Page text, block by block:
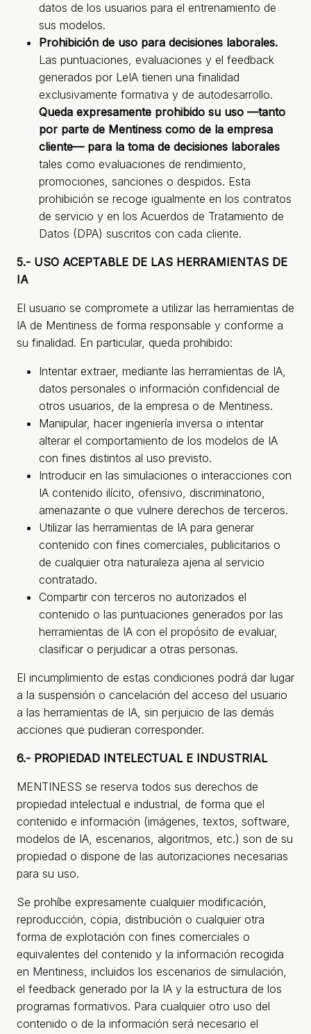
datos de los usuarios para el entrenamiento de
sus modelos.
Prohibición de uso para decisiones laborales.
Las puntuaciones, evaluaciones y el feedback
generados por LeIA tienen una finalidad
exclusivamente formativa y de autodesarrollo.
Queda expresamente prohibido su uso —tanto
por parte de Mentiness como de la empresa
cliente— para la toma de decisiones laborales
tales como evaluaciones de rendimiento,
promociones, sanciones o despidos. Esta
prohibición se recoge igualmente en los contratos
de servicio y en los Acuerdos de Tratamiento de
Datos (DPA) suscritos con cada cliente.
5.- USO ACEPTABLE DE LAS HERRAMIENTAS DE
IA
El usuario se compromete a utilizar las herramientas de
IA de Mentiness de forma responsable y conforme a
su finalidad. En particular, queda prohibido:
Intentar extraer, mediante las herramientas de IA,
datos personales o información confidencial de
otros usuarios, de la empresa o de Mentiness.
Manipular, hacer ingeniería inversa o intentar
alterar el comportamiento de los modelos de IA
con fines distintos al uso previsto.
Introducir en las simulaciones o interacciones con
IA contenido ilícito, ofensivo, discriminatorio,
amenazante o que vulnere derechos de terceros.
Utilizar las herramientas de IA para generar
contenido con fines comerciales, publicitarios o
de cualquier otra naturaleza ajena al servicio
contratado.
Compartir con terceros no autorizados el
contenido o las puntuaciones generados por las
herramientas de IA con el propósito de evaluar,
clasificar o perjudicar a otras personas.
El incumplimiento de estas condiciones podrá dar lugar
a la suspensión o cancelación del acceso del usuario
a las herramientas de IA, sin perjuicio de las demás
acciones que pudieran corresponder.
6.- PROPIEDAD INTELECTUAL E INDUSTRIAL
MENTINESS se reserva todos sus derechos de
propiedad intelectual e industrial, de forma que el
contenido e información (imágenes, textos, software,
modelos de IA, escenarios, algoritmos, etc.) son de su
propiedad o dispone de las autorizaciones necesarias
para su uso.
Se prohíbe expresamente cualquier modificación,
reproducción, copia, distribución o cualquier otra
forma de explotación con fines comerciales o
equivalentes del contenido y la información recogida
en Mentiness, incluidos los escenarios de simulación,
el feedback generado por la IA y la estructura de los
programas formativos. Para cualquier otro uso del
contenido o de la información será necesario el